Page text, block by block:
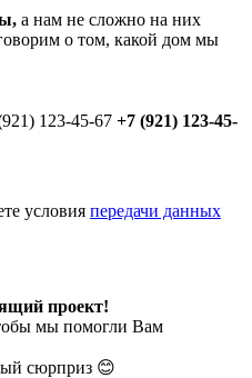
а нам не сложно на них
о том, какой дом мы
921) 123-45-67 +7 (921) 123-45-
условия передачи данных
проект!
мы помогли Вам
сюрприз 😊